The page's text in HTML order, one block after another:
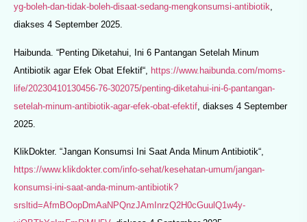
yg-boleh-dan-tidak-boleh-disaat-sedang-mengkonsumsi-antibiotik,
diakses 4 September 2025.
Haibunda. “Penting Diketahui, Ini 6 Pantangan Setelah Minum
Antibiotik agar Efek Obat Efektif“,
https://www.haibunda.com/moms-
life/20230410130456-76-302075/penting-diketahui-ini-6-pantangan-
setelah-minum-antibiotik-agar-efek-obat-efektif , diakses 4 September
2025.
KlikDokter. “Jangan Konsumsi Ini Saat Anda Minum Antibiotik“,
https://www.klikdokter.com/info-sehat/kesehatan-umum/jangan-
konsumsi-ini-saat-anda-minum-antibiotik?
srsltid=AfmBOopDmAaNPQnzJAmInrzQ2H0cGuulQ1w4y-